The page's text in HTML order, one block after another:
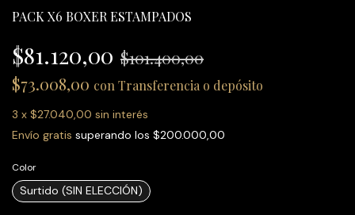
PACK X6 BOXER ESTAMPADOS
$81.120,00 $101.400,00
$73.008,00 con Transferencia o depósito
3 x $27.040,00 sin interés
Envío gratis superando los $200.000,00
Color
Surtido (SIN ELECCIÓN)